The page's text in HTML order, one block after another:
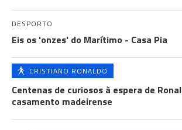
DESPORTO
Eis os 'onzes' do Marítimo - Casa Pia
CRISTIANO RONALDO
Centenas de curiosos à espera de
casamento madeirense